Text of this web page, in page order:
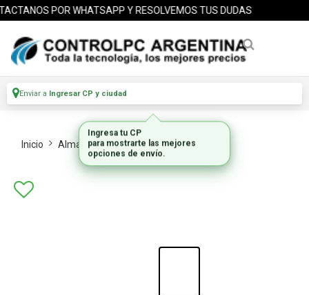
POR WHATSAPP Y RESOLVEMOS TUS DUDAS
Enviar a Ingresar CP y ciudad
Inicio Almacenamiento Ssd Internos